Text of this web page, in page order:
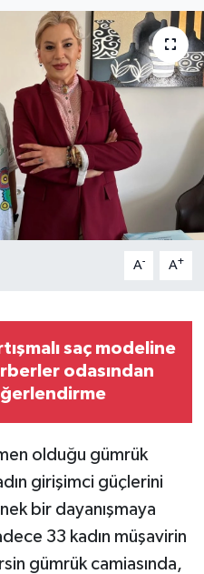
A- A+
saç modeline
odasından
olduğu gümrük
girişimci güçlerini
bir dayanışmaya
33 kadın müşavirin
gümrük camiasında,